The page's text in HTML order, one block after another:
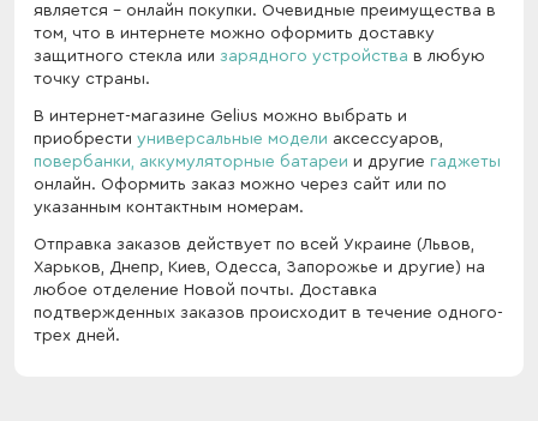
является - онлайн покупки. Очевидные преимущества в
том, что в интернете можно оформить доставку
защитного стекла или зарядного устройства в любую
точку страны.
В интернет-магазине Gelius можно выбрать и
приобрести универсальные модели аксессуаров,
повербанки, аккумуляторные батареи и другие гаджеты
онлайн. Оформить заказ можно через сайт или по
указанным контактным номерам.
Отправка заказов действует по всей Украине (Львов,
Харьков, Днепр, Киев, Одесса, Запорожье и другие) на
любое отделение Новой почты. Доставка
подтвержденных заказов происходит в течение одного-
трех дней.